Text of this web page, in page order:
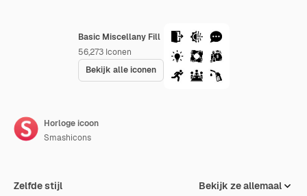
Basic Miscellany Fill
56,273 Iconen
Bekijk alle iconen
Horloge icoon
Smashicons
Zelfde stijl Bekijk ze allemaal